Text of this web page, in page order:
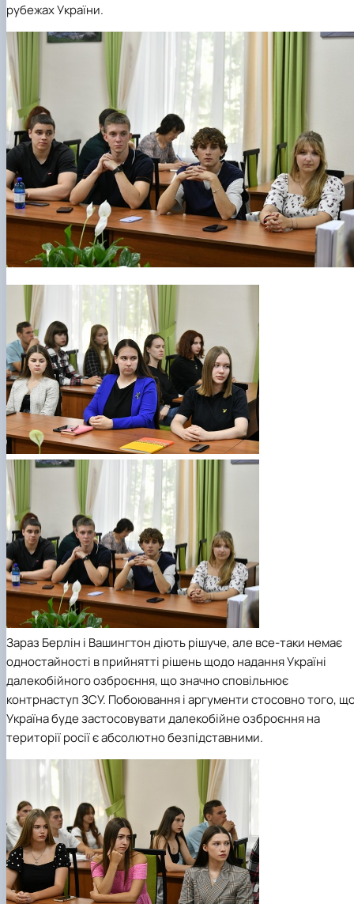
рубежах України.
Зараз Берлін і Вашингтон діють рішуче, але все-таки немає
одностайності в прийнятті рішень щодо надання Україні
далекобійного озброєння, що значно сповільнює
контрнаступ ЗСУ. Побоювання і аргументи стосовно того,
Україна буде застосовувати далекобійне озброєння на
території росії є абсолютно безпідставними.